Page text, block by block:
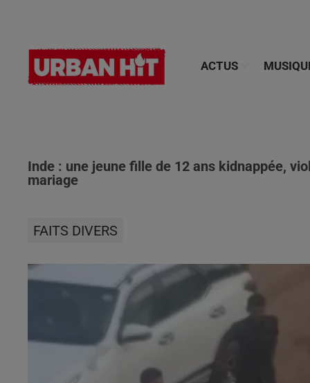
ACTUS
Inde : une jeune fille de 12 ans kidnappée,
mariage
FAITS DIVERS